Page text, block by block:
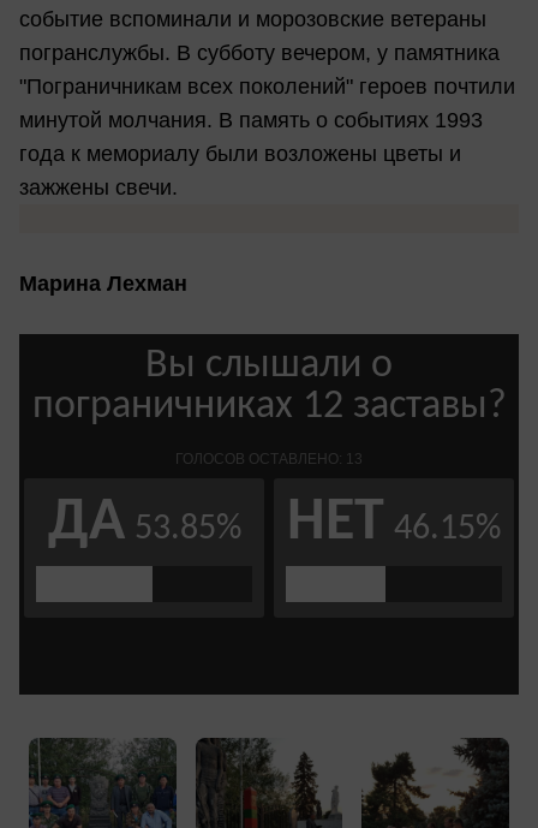
событие вспоминали и морозовские ветераны
погранслужбы. В субботу вечером, у памятника
"Пограничникам всех поколений" героев почтили
минутой молчания. В память о событиях 1993
года к мемориалу были возложены цветы и
зажжены свечи.
Марина Лехман